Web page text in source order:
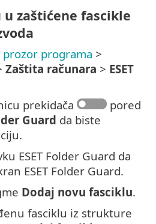
zaštićene fascikle
prozor programa >
Zaštita računara > ESET
prekidača
pored
Guard da biste
ESET Folder Guard da
ESET Folder Guard.
Dodaj novu fasciklu.
fasciklu iz strukture